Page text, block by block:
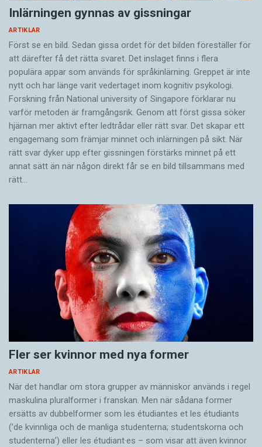
Inlärningen gynnas av gissningar
ARTIKLAR
Först se en bild. Sedan gissa ordet för det bilden föreställer för
att därefter få det rätta svaret. Det inslaget finns i flera
populära appar som används för språkinlärning. Greppet är inte
nytt och har länge varit vedertaget inom kognitiv psykologi.
Forskning från National university of Singa­pore förklarar nu
varför metoden är framgångsrik. Genom att först gissa ­söker
hjärnan mer aktivt ­efter ledtrådar eller rätt svar. Det skapar ett
engagemang som främjar minnet och inlärningen på sikt. När
rätt svar dyker upp efter gissningen förstärks minnet på ett
annat sätt än när någon direkt får se en bild tillsammans med
rätt…
Fler ser kvinnor med nya former
ARTIKLAR
När det handlar om stora grupper av människor används i regel
maskulina pluralformer i franskan. Men när sådana ­former
ersätts av dubbel­former som les étudiantes et les étudiants
(’de kvinnliga och de manliga studenterna; studentskorna och
studenterna’) eller les étudiant·es – som visar att även kvinnor